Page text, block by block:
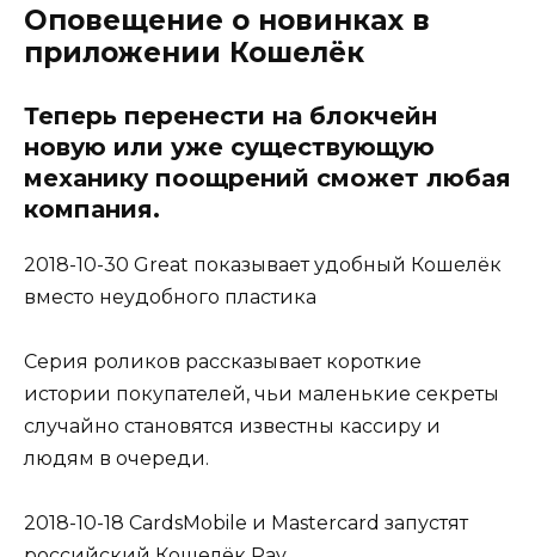
Оповещение о новинках в
приложении Кошелёк
Теперь перенести на блокчейн
новую или уже существующую
механику поощрений сможет любая
компания.
2018-10-30 Great показывает удобный Кошелёк
вместо неудобного пластика
Серия роликов рассказывает короткие
истории покупателей, чьи маленькие секреты
случайно становятся известны кассиру и
людям в очереди.
2018-10-18 CardsMobile и Mastercard запустят